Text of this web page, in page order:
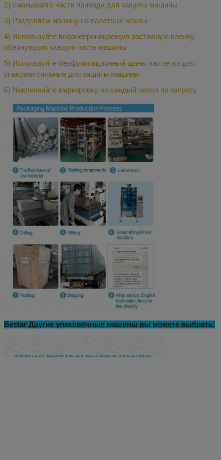
2) смазывайте части привода для защиты машины
3) Разделяем машину на палетные чехлы
4) Используйте водонепроницаемую растяжную пленку,
обернувшую каждую часть машины
5) Используйте безфумигационный шины паллетки для
упаковки сильные для защиты машины
6) Наклеивайте маркировку на каждый чехол по запросу
Bestar Другие упаковочные машины вы можете выбрать: